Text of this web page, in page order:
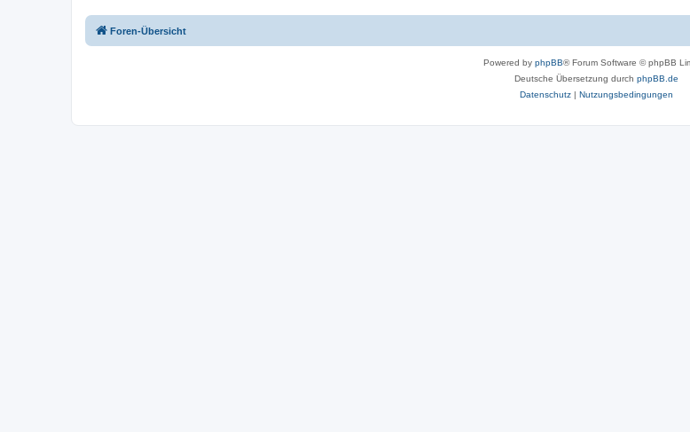
Foren-Übersicht
Powered by phpBB® Forum Software © phpBB
Deutsche Übersetzung durch phpBB.de
Datenschutz| Nutzungsbedingungen